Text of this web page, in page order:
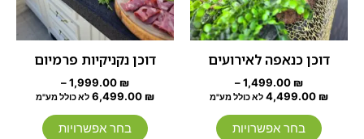
דוכן כנאפה לאירועים
1,499.00 ₪
–
4,499.00 ₪ לא כולל מע"מ
בחר אפשרויות
לבחור
את
בעמוד
דוכן נקניקיות פרמיום
1,999.00 ₪
–
6,499.00 ₪ לא כולל מע"מ
בחר אפשרויות
לבחור
את
בעמוד